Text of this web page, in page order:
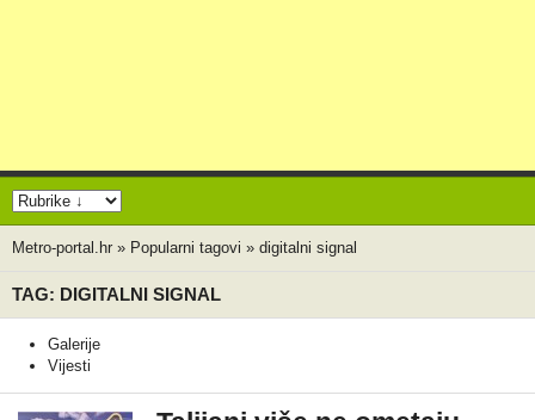
Metro-portal.hr » Popularni tagovi » digitalni signal
TAG: DIGITALNI SIGNAL
Galerije
Vijesti